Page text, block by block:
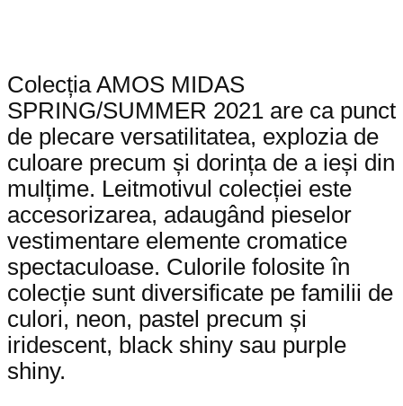
Colecția AMOS MIDAS
SPRING/SUMMER 2021 are ca punct
de plecare versatilitatea, explozia de
culoare precum și dorința de a ieși din
mulțime. Leitmotivul colecției este
accesorizarea, adaugând pieselor
vestimentare elemente cromatice
spectaculoase. Culorile folosite în
colecție sunt diversificate pe familii de
culori, neon, pastel precum și
iridescent, black shiny sau purple
shiny.